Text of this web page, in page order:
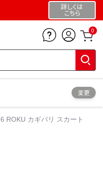
詳しくは
こちら
0
変更
6 ROKU カギバリ スカート